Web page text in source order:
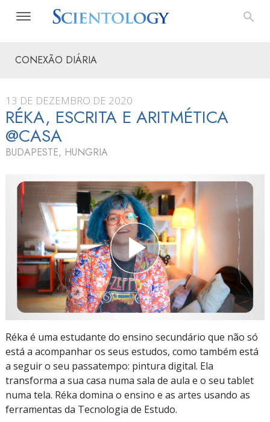
CONEXÃO DIÁRIA
13 DE DEZEMBRO DE 2020
RÉKA, ESCRITA E ARITMÉTICA
@CASA
BUDAPESTE, HUNGRIA
Réka é uma estudante do ensino secundário que não só
está a acompanhar os seus estudos, como também está
a seguir o seu passatempo: pintura digital. Ela
transforma a sua casa numa sala de aula e o seu tablet
numa tela. Réka domina o ensino e as artes usando as
ferramentas da Tecnologia de Estudo.